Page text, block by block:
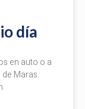
día
en auto o a
Maras.